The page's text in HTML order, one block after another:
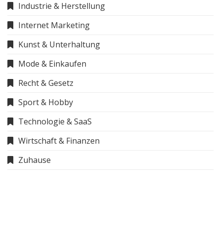
Industrie & Herstellung
Internet Marketing
Kunst & Unterhaltung
Mode & Einkaufen
Recht & Gesetz
Sport & Hobby
Technologie & SaaS
Wirtschaft & Finanzen
Zuhause